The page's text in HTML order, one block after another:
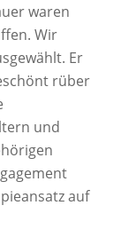
waren
Wir
Er
rüber
und
auf